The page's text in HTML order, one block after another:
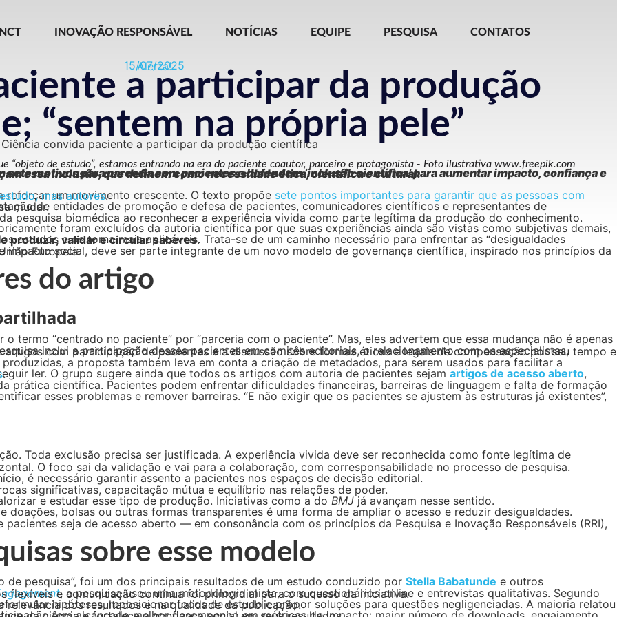
INOVAÇÃO RESPONSÁVEL NOTÍCIAS EQUIPE PESQUISA CONTATOS
15/07/2025
Alerta!
a participar da produção
“sentem na própria pele”
“objeto de estudo”, estamos entrando na era do paciente coautor, parceiro e protagonista - Foto ilustrativa www.freepik.com
para aumentar impacto, confiança e inovação com pesquisas em saúde. Outros estudos reforçam essa inclusão, que definem como necessidade ética, científica e cultural.
reforçar um movimento crescente. O texto propõe
objetos de estudo, mas autores.
que a ciência precisa mudar.
pesquisa biomédica ao reconhecer a experiência vivida como parte legítima da produção do conhecimento.
produzir, validar e circular saberes.
(RRI), já adotados pela União Europeia.
do artigo
ler. O grupo sugere ainda que todos os artigos com autoria de pacientes sejam artigos de acesso aberto
.
O foco sai da validação e vai para a colaboração, com corresponsabilidade no processo de pesquisa.
é necessário garantir assento a pacientes nos espaços de decisão editorial.
significativas, capacitação mútua e equilíbrio nas relações de poder.
e estudar esse tipo de produção. Iniciativas como a do BMJjá avançam nesse sentido.
bolsas ou outras formas transparentes é uma forma de ampliar o acesso e reduzir desigualdades.
sobre esse modelo
pesquisa”, foi um dos principais resultados de um estudo conduzido por Stella Babatunde
estudo, a estratégia de oferecer treinamentos, horários flexíveis e comunicação contínua foi primordial para o sucesso da iniciativa.
A maioria relatou que se sentiu valorizada e ouvida, com impactos visíveis na relevância dos resultados e na qualidade da publicação.